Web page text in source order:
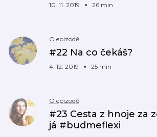
10. 11. 2019 26 min
O epizodě
#22 Na co čekáš?
4. 12. 2019 25 min
O epizodě
#23 Cesta z hnoje za
já #budmeflexi